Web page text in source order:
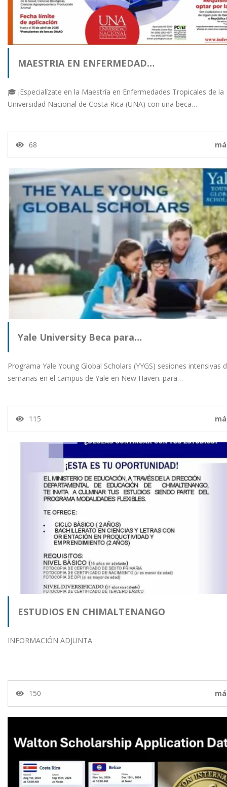
MAESTRIA EN ENFERMEDAD…
🎓 ¡Especialízate en la Maestría en Enfermedades Tropicales de la
Universidad Nacional de Costa Rica (UNA) con una beca…
68
Yale University Beca para…
Programa Yale Young Global Scholars (YYGS) sesiones intensivas
semanas en el campus de Yale en New Haven. para…
115
ESTUDIOS EN CHIMALTENANGO
INFORMACIÓN ADJUNTA
150